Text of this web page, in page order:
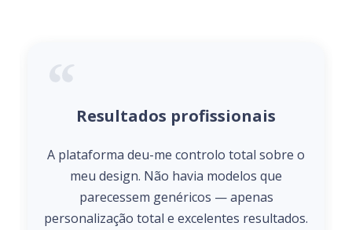
Resultados profissionais
A plataforma deu-me controlo total sobre o
meu design. Não havia modelos que
parecessem genéricos — apenas
personalização total e excelentes resultados.